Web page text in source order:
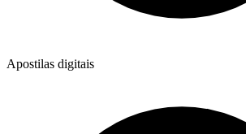
Apostilas digitais